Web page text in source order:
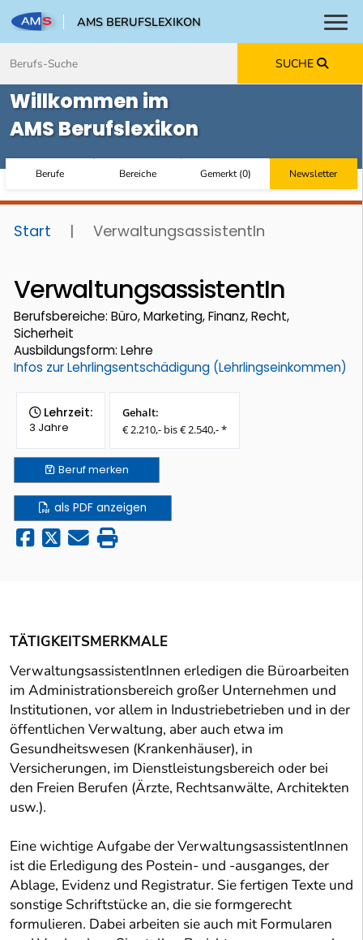
AMS BERUFSLEXIKON
SUCHE
Willkommen im
AMS Berufslexikon
Berufe Bereiche Gemerkt(0) Newsletter
Start | VerwaltungsassistentIn
VerwaltungsassistentIn
Berufsbereiche: Büro, Marketing, Finanz, Recht,
Sicherheit
Ausbildungsform: Lehre
Infos zur Lehrlingsentschädigung (Lehrlingseinkommen)
Lehrzeit:
3 Jahre
Gehalt:
€ 2.210,- bis € 2.540,- *
Berufmerken
als PDF anzeigen
TÄTIGKEITSMERKMALE
VerwaltungsassistentInnen erledigen die Büroarbeiten
im Administrationsbereich großer Unternehmen und
Institutionen, vor allem in Industriebetrieben und in der
öffentlichen Verwaltung, aber auch etwa im
Gesundheitswesen (Krankenhäuser), in
Versicherungen, im Dienstleistungsbereich oder bei
den Freien Berufen (Ärzte, Rechtsanwälte, Architekten
usw.).
Eine wichtige Aufgabe der VerwaltungsassistentInnen
ist die Erledigung des Postein- und -ausganges, der
Ablage, Evidenz und Registratur. Sie fertigen Texte und
sonstige Schriftstücke an, die sie formgerecht
formulieren. Dabei arbeiten sie auch mit Formularen